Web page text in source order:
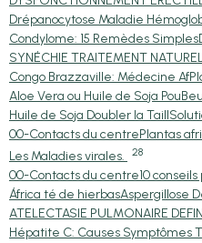
Drépanocytose Maladie
Condylome: 15 Remèdes Simples
SYNÉCHIE TRAITEMENT
Congo Brazzaville: Médecine Af
Aloe Vera ou Huile de Soja Pou
Huile de Soja Doubler la Taill
00-Contacts du centrePlantas
Les Maladies virales.
28
00-Contacts du centre10
África té de hierbasAspergillose
ATELECTASIE PULMONAIRE
Hépatite C: Causes Symptômes T